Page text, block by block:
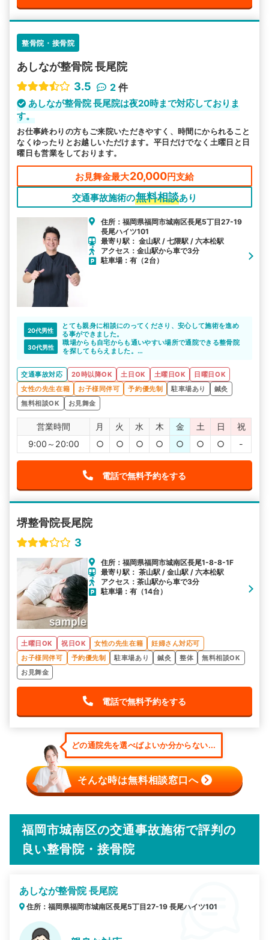
整骨院・接骨院
あしなが整骨院 長尾院
3.5
2 件
あしなが整骨院 長尾院は夜20時まで対応しておりま
す。
お仕事終わりの方もご来院いただきやすく、時間にかられること
なくゆったりとお越しいただけます。平日だけでなく土曜日と日
曜日も営業をしております。
お見舞金最大20,000円支給
交通事故施術の無料相談あり
住所：福岡県福岡市城南区長尾5丁目27-19
長尾ハイツ101
最寄り駅： 金山駅 / 七隈駅 / 六本松駅
アクセス：金山駅から車で3分
駐車場：有（2台）
20代男性
とても親身に相談にのってくださり、安心して施術を進め
る事ができました。
30代男性
職場からも自宅からも通いやすい場所で通院できる整骨院
を探してもらえました。
もらえていたので、通院開始がとてもスムーズで助かりま
した。
交通事故対応 20時以降OK 土日OK 土曜日OK
日曜日OK
女性の先生在籍
お子様同伴可 予約優先制 駐車場あり
鍼灸
無料相談OK
お見舞金
営業時間 月 火 水 木 金 土 日
祝
9:00～20:00
○ ○ ○ ○ ○ ○ ○ -
電話で無料予約をする
堺整骨院長尾院
3
住所：福岡県福岡市城南区長尾1-8-8-1F
最寄り駅： 茶山駅 / 金山駅 / 六本松駅
アクセス：茶山駅から車で3分
駐車場：有（14台）
土曜日OK 祝日OK 女性の先生在籍
妊婦さん対応可
お子様同伴可
予約優先制 駐車場あり 鍼灸 整体
無料相談OK
お見舞金
電話で無料予約をする
どの通院先を選べばよいか分からない...
そんな時は無料相談窓口へ
福岡市城南区の交通事故施術で評判の
良い整骨院・接骨院
あしなが整骨院 長尾院
住所：福岡県福岡市城南区長尾5丁目27-19 長尾ハイツ101